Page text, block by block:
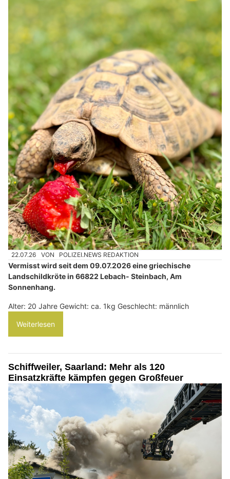
22.07.26 VON POLIZEI.NEWS REDAKTION
Vermisst wird seit dem 09.07.2026 eine griechische
Landschildkröte in 66822 Lebach- Steinbach, Am
Sonnenhang.
Alter: 20 Jahre Gewicht: ca. 1kg Geschlecht: männlich
Weiterlesen
Schiffweiler, Saarland: Mehr als 120
Einsatzkräfte kämpfen gegen Großfeuer